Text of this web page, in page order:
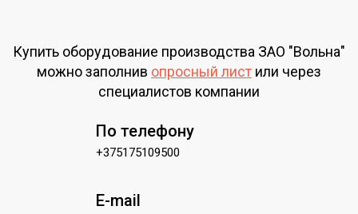
Купить оборудование производства ЗАО "Вольна"
можно заполнив опросный лист или через
специалистов компании
По телефону
+375175109500
E-mail